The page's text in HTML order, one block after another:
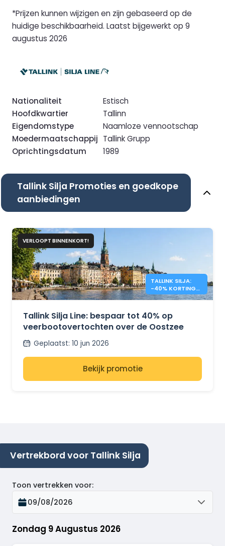
*Prijzen kunnen wijzigen en zijn gebaseerd op de
huidige beschikbaarheid. Laatst bijgewerkt op 9
augustus 2026
Nationaliteit
Estisch
Hoofdkwartier
Tallinn
Eigendomstype
Naamloze vennootschap
Moedermaatschappij Tallink Grupp
Oprichtingsdatum
1989
Tallink Silja Promoties en goedkope
aanbiedingen
VERLOOPT BINNENKORT!
TALLINK SILJA:
-40% KORTING
OP
NAAR DE
OOSTZEE
Tallink Silja Line: bespaar tot 40% op
veerbootovertochten over de Oostzee
Geplaatst: 10 jun 2026
Bekijk promotie
Vertrekbord voor Tallink Silja
Zondag 9 Augustus 2026
Toon vertrekken voor:
09/08/2026